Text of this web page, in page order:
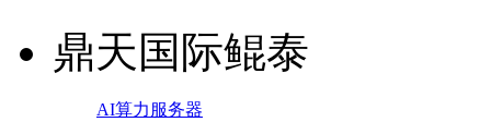
鼎天国际鲲泰
AI算力服务器